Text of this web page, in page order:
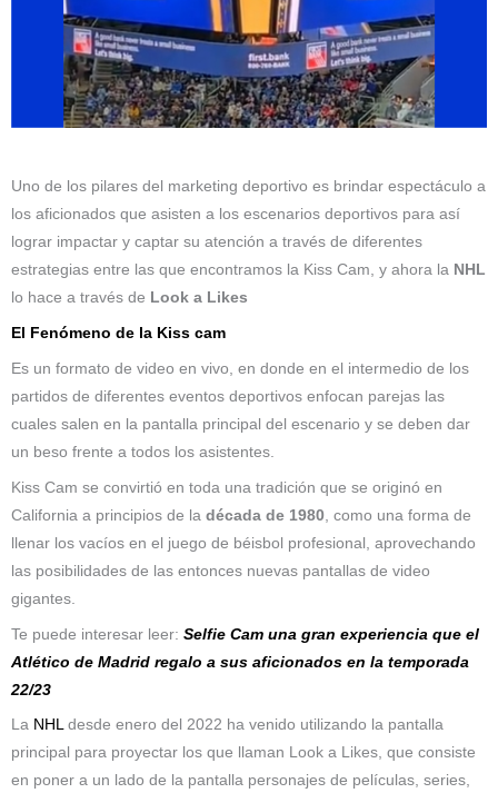
Uno de los pilares del marketing deportivo es brindar espectáculo a
los aficionados que asisten a los escenarios deportivos para así
lograr impactar y captar su atención a través de diferentes
estrategias entre las que encontramos la Kiss Cam, y ahora la NHL
lo hace a través de Look a Likes
El Fenómeno de la Kiss cam
Es un formato de video en vivo, en donde en el intermedio de los
partidos de diferentes eventos deportivos enfocan parejas las
cuales salen en la pantalla principal del escenario y se deben dar
un beso frente a todos los asistentes.
Kiss Cam se convirtió en toda una tradición que se originó en
California a principios de la década de 1980 , como una forma de
llenar los vacíos en el juego de béisbol profesional, aprovechando
las posibilidades de las entonces nuevas pantallas de video
gigantes.
Te puede interesar leer: Selfie Cam una gran experiencia que el
Atlético de Madrid regalo a sus aficionados en la temporada
22/23
La NHLdesde enero del 2022 ha venido utilizando la pantalla
principal para proyectar los que llaman Look a Likes, que consiste
en poner a un lado de la pantalla personajes de películas, series,